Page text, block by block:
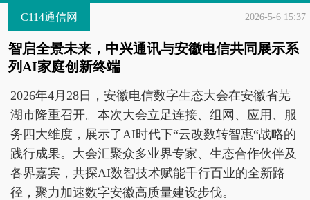
C114通信网 2026-5-6 15:37
智启全景未来，中兴通讯与安徽电信共同展示系
列AI家庭创新终端
2026年4月28日，安徽电信数字生态大会在安徽省芜
湖市隆重召开。本次大会立足连接、组网、应用、服
务四大维度，展示了AI时代下“云改数转智惠“战略的
践行成果。大会汇聚众多业界专家、生态合作伙伴及
各界嘉宾，共探AI数智技术赋能千行百业的全新路
径，聚力加速数字安徽高质量建设步伐。